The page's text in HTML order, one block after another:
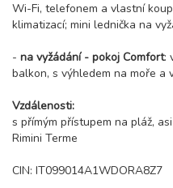
Wi-Fi, telefonem a vlastní
klimatizací; mini lednička na
- na vyžádání - pokoj Comfort:
balkon, s výhledem na moře a
Vzdálenosti:
s přímým přístupem na pláž,
Rimini Terme
CIN: IT099014A1WDORA8Z7